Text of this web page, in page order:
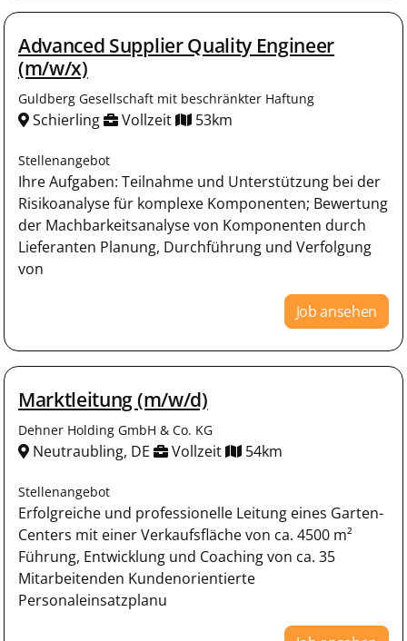
Advanced Supplier Quality Engineer
(m/w/x)
Guldberg Gesellschaft mit beschränkter Haftung
Schierling Vollzeit 53km
Stellenangebot
Ihre Aufgaben: Teilnahme und Unterstützung bei der
Risikoanalyse für komplexe Komponenten; Bewertung
der Machbarkeitsanalyse von Komponenten durch
Lieferanten Planung, Durchführung und Verfolgung
von
Job ansehen
Marktleitung (m/w/d)
Dehner Holding GmbH & Co. KG
Neutraubling, DE Vollzeit 54km
Stellenangebot
Erfolgreiche und professionelle Leitung eines Garten-
Centers mit einer Verkaufsfläche von ca. 4500 m²
Führung, Entwicklung und Coaching von ca. 35
Mitarbeitenden Kundenorientierte
Personaleinsatzplanu